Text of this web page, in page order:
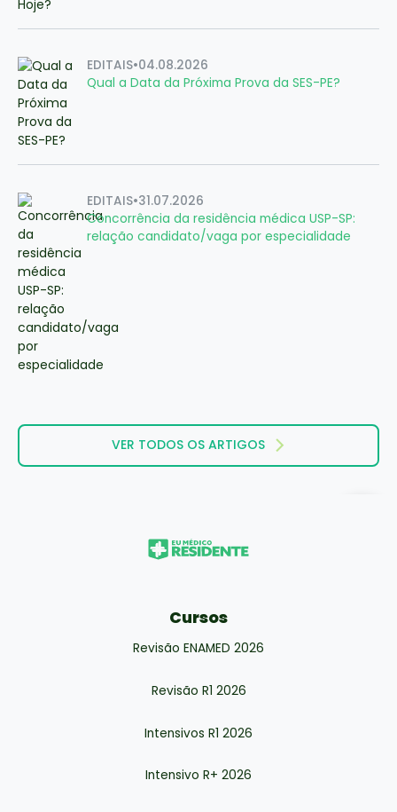
EDITAIS•04.08.2026
Qual a Data da Próxima Prova da SES-PE?
EDITAIS•31.07.2026
Concorrência da residência médica USP-SP:
relação candidato/vaga por especialidade
VER TODOS OS ARTIGOS
Cursos
Revisão ENAMED 2026
Revisão R1 2026
Intensivos R1 2026
Intensivo R+ 2026